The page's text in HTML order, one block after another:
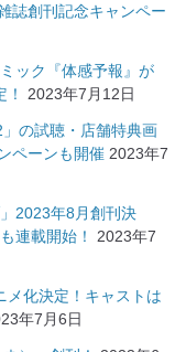
誌創刊記念キャンペー
ック『体感予報』が
2023年7月12日
の試聴・店舗特典画
ペーンも開催 2023年7
2023年8月創刊決
連載開始！
2023年7
メ化決定！キャストは
年7月6日